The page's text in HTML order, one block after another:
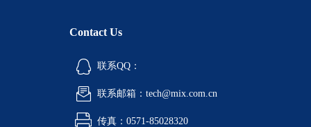
Contact Us
联系QQ：
联系邮箱：tech@mix.com.cn
传真：0571-85028320